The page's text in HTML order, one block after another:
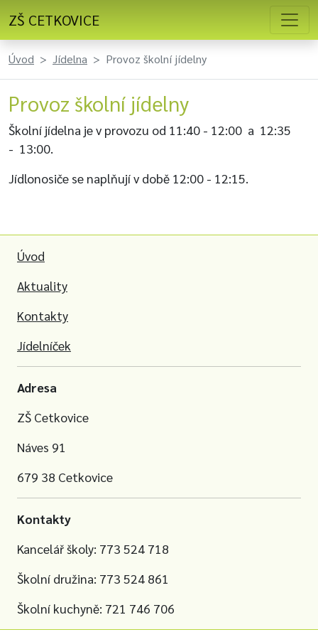
ZŠ CETKOVICE
Úvod Jídelna Provoz školní jídelny
Provoz školní jídelny
Školní jídelna je v provozu od 11:40 - 12:00 a 12:35
- 13:00.
Jídlonosiče se naplňují v době 12:00 - 12:15.
Úvod
Aktuality
Kontakty
Jídelníček
Adresa
ZŠ Cetkovice
Náves 91
679 38 Cetkovice
Kontakty
Kancelář školy: 773 524 718
Školní družina: 773 524 861
Školní kuchyně: 721 746 706